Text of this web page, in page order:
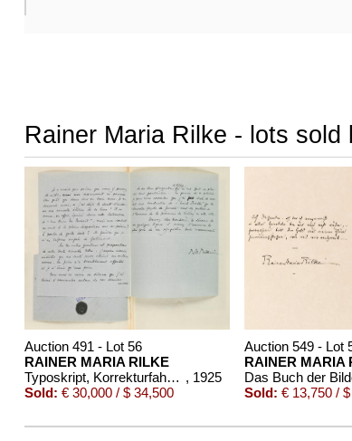
Rainer Maria Rilke - lots sold
Auction 491 - Lot 56
RAINER MARIA RILKE
Typoskript, Korrekturfahnen, 6 Briefe und 1 eigh. Gedicht zu "Les Roses", in 1 Band , 1925
Sold: € 30,000 / $ 34,500
Auction 549 - Lot
RAINER MARIA
Sold: € 13,750 /